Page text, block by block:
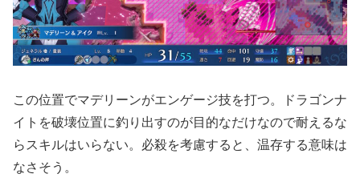
この位置でマデリーンがエンゲージ技を打つ。ドラゴンナ
イトを破壊位置に釣り出すのが目的なだけなので耐えるな
らスキルはいらない。必殺を考慮すると、温存する意味は
なさそう。